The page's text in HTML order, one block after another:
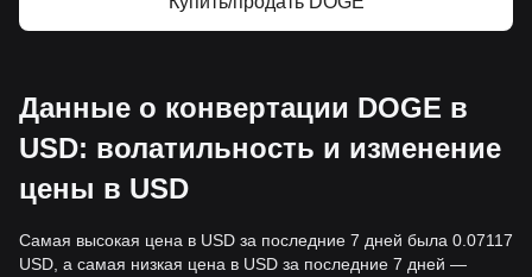
Данные о конвертации DOGE в
USD: волатильность и изменение
цены в USD
Самая высокая цена в USD за последние 7 дней была 0.07117
USD, а самая низкая цена в USD за последние 7 дней —